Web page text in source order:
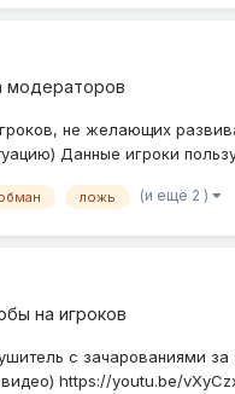
модераторов
не желающих
Данные игроки
ложь (и ещё 2 )
на игроков
с
https://youtu.be/